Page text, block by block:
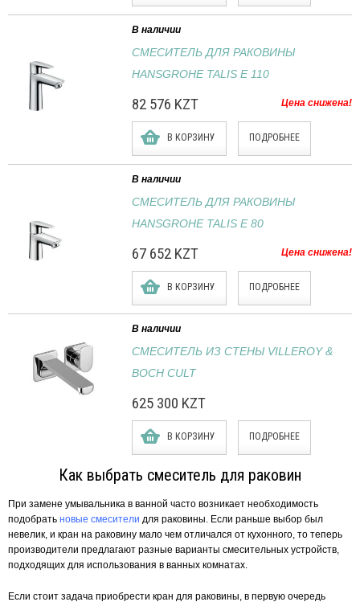
В наличии
СМЕСИТЕЛЬ ДЛЯ РАКОВИНЫ
HANSGROHE TALIS E 110
Цена снижена!
82 576 KZT
В КОРЗИНУ ПОДРОБНЕЕ
В наличии
СМЕСИТЕЛЬ ДЛЯ РАКОВИНЫ
HANSGROHE TALIS E 80
Цена снижена!
67 652 KZT
В КОРЗИНУ ПОДРОБНЕЕ
В наличии
СМЕСИТЕЛЬ ИЗ СТЕНЫ VILLEROY &
BOCH CULT
625 300 KZT
В КОРЗИНУ ПОДРОБНЕЕ
Как выбрать смеситель для раковин
При замене умывальника в ванной часто возникает необходимость
подобрать новые смесители для раковины. Если раньше выбор был
невелик, и кран на раковину мало чем отличался от кухонного, то теперь
производители предлагают разные варианты смесительных устройств,
подходящих для использования в ванных комнатах.
Если стоит задача приобрести кран для раковины, в первую очередь